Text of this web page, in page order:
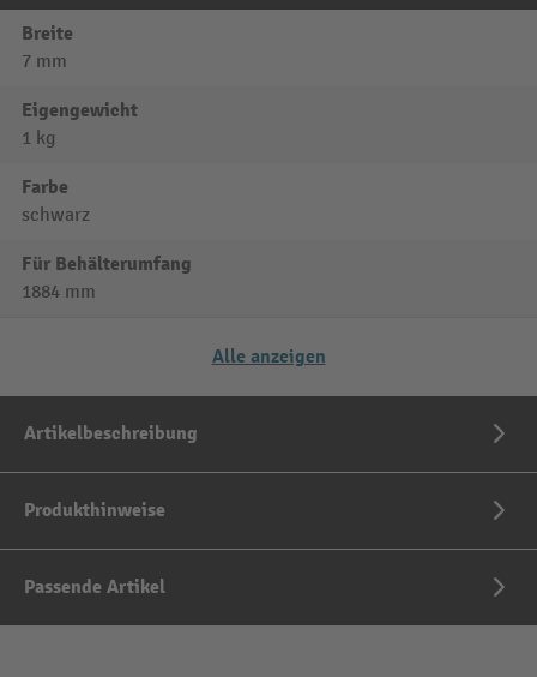
Breite
7 mm
Eigengewicht
1 kg
Farbe
schwarz
Für Behälterumfang
1884 mm
Alle anzeigen
Artikelbeschreibung
Produkthinweise
Passende Artikel